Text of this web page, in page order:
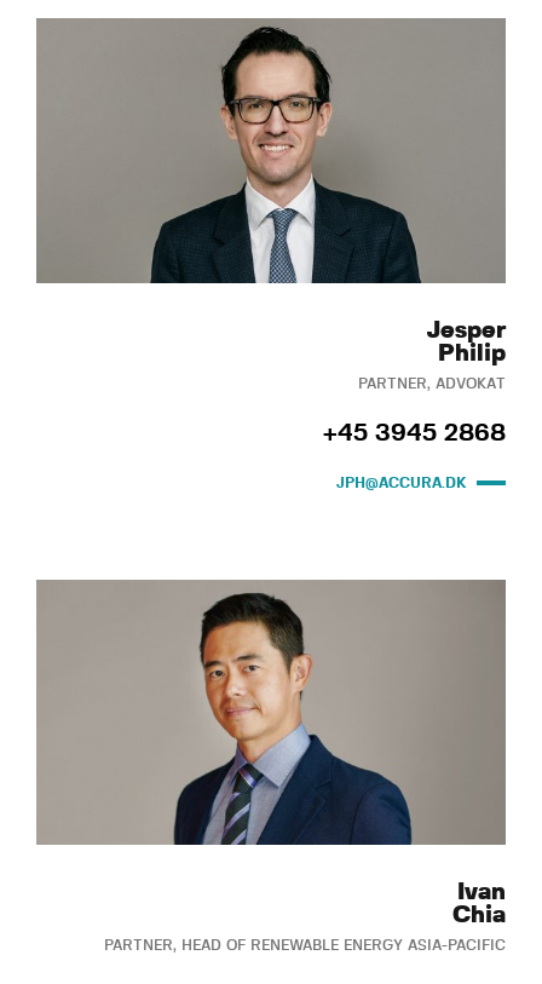
Jesper
Philip
PARTNER, ADVOKAT
+45 3945 2868
JPH@ACCURA.DK
Ivan
Chia
PARTNER, HEAD OF RENEWABLE ENERGY ASIA-PACIFIC